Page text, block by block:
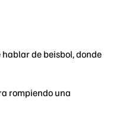
de beisbol, donde
rompiendo una